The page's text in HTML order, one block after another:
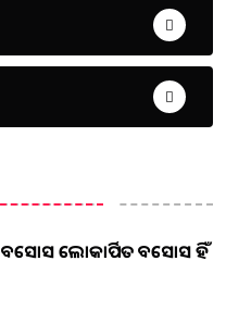
ଲୋକାର୍ପିତ ଅବସୋସ ହିଁ